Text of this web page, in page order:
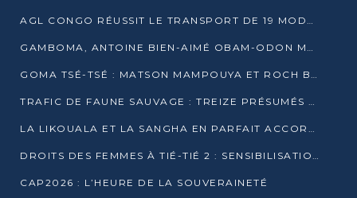
AGL CONGO RÉUSSIT LE TRANSPORT DE 19 MODULES HORS GABARIT ENTRE POINTE-NOIRE ET BRAZZAVILLE
GAMBOMA, ANTOINE BIEN-AIMÉ OBAM-ODON MOBILISE LES 32 148 ÉLECTEURS EN FAVEUR DE DENIS SASSOU NGUESSO
GOMA TSÉ-TSÉ : MATSON MAMPOUYA ET ROCH BREDIN BISSALA NKOUNKOU EN CAMPAGNE DE PROXIMITÉ
TRAFIC DE FAUNE SAUVAGE : TREIZE PRÉSUMÉS TRAFIQUANTS INTERPELLÉS AU CONGO EN 2025
LA LIKOUALA ET LA SANGHA EN PARFAIT ACCORD AVEC LE PROJET DE SOCIÉTÉ DU CANDIDAT DENIS SASSOU-N’GUESSO
DROITS DES FEMMES À TIÉ-TIÉ 2 : SENSIBILISATION ET PÉDAGOGIE SUR LE DROIT DE VOTE
CAP2026 : L’HEURE DE LA SOUVERAINETÉ